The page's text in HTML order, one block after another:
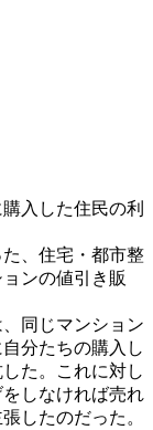
入した住民の利
、住宅・都市整
ンの値引き販
同じマンション
分たちの購入し
た。これに対し
しなければ売れ
したのだった。